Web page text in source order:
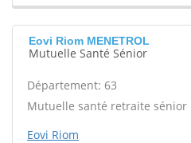
Eovi Riom MENETROL
Mutuelle Santé Sénior
Département: 63
Mutuelle santé retraite sénior
Eovi Riom